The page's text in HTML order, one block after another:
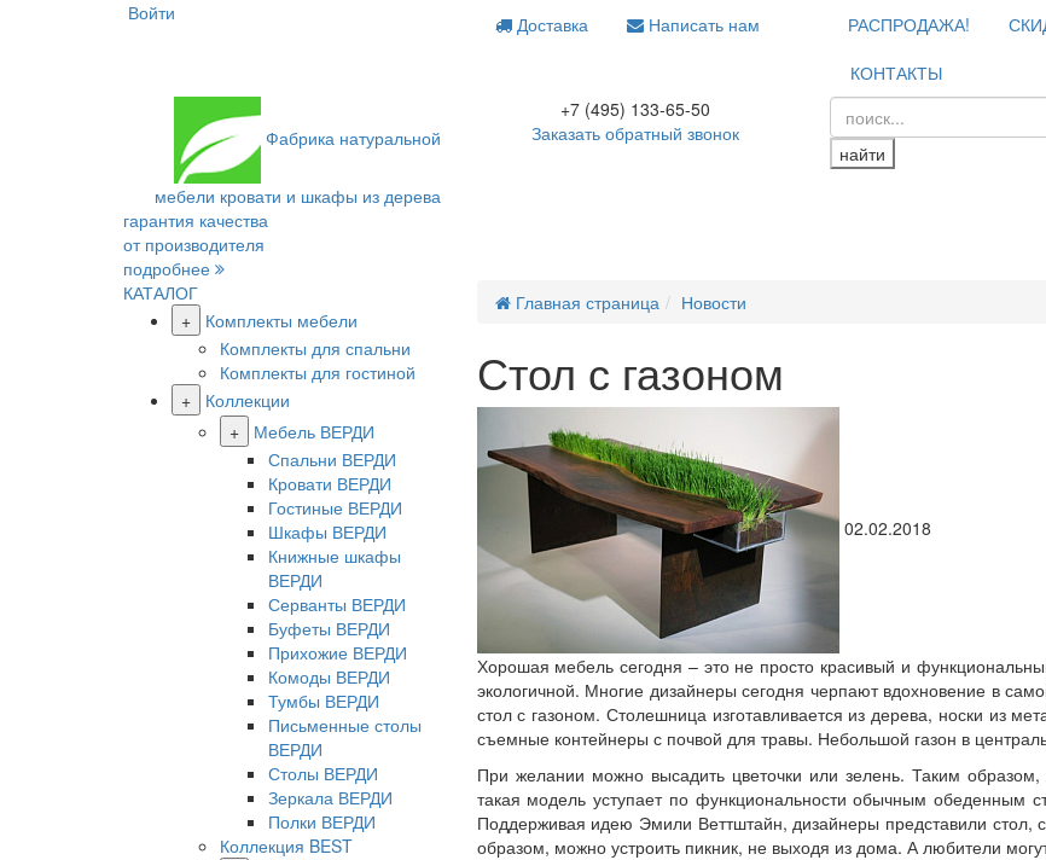
Войти Доставка Написать нам РАСПРОДАЖА!
КОНТАКТЫ
Фабрика натуральной
мебели кровати и шкафы из дерева
+7 (495) 133-65-50
Заказать обратный звонок
найти
гарантия качества
от производителя
подробнее
КАТАЛОГ
+
Комплекты мебели
Комплекты для спальни
Комплекты для гостиной
+
Коллекции
+
Мебель ВЕРДИ
Спальни ВЕРДИ
Кровати ВЕРДИ
Гостиные ВЕРДИ
Шкафы ВЕРДИ
Книжные шкафы
ВЕРДИ
Серванты ВЕРДИ
Буфеты ВЕРДИ
Прихожие ВЕРДИ
Комоды ВЕРДИ
Тумбы ВЕРДИ
Письменные столы
ВЕРДИ
Столы ВЕРДИ
Зеркала ВЕРДИ
Полки ВЕРДИ
Коллекция BEST
Главная страница Новости
Стол с газоном
02.02.2018
Хорошая мебель сегодня – это не просто красивый и
экологичной. Многие дизайнеры сегодня черпают вдохновение в
стол с газоном. Столешница изготавливается из дерева, носки из
съемные контейнеры с почвой для травы. Небольшой газон в
При желании можно высадить цветочки или зелень. Таким
такая модель уступает по функциональности обычным обеденным
Поддерживая идею Эмили Веттштайн, дизайнеры представили стол,
образом, можно устроить пикник, не выходя из дома. А любители